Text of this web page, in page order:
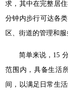
求，其中在完整居
分钟内步行可达各
区、街道的管理和服
简单来说，15
范围内，具备生活
间，以满足日常生